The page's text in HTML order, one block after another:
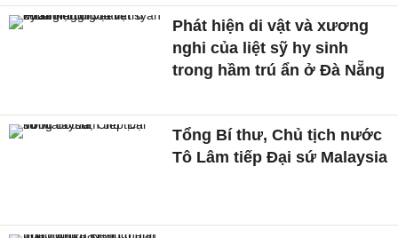
Phát hiện di vật và xương
nghi của liệt sỹ hy sinh
trong hầm trú ẩn ở Đà Nẵng
Tổng Bí thư, Chủ tịch nước
Tô Lâm tiếp Đại sứ Malaysia